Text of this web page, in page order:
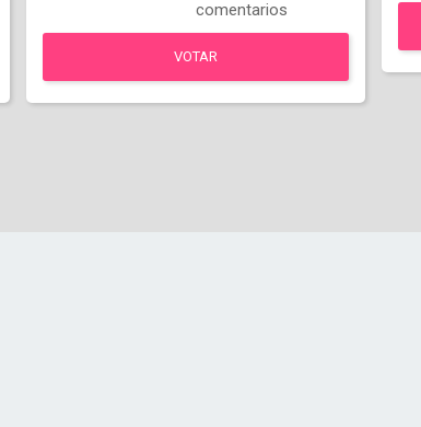
comentarios
VOTAR